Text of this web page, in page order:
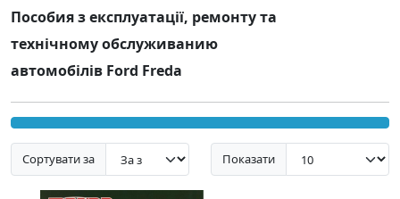
Пособия з експлуатації, ремонту та
технічному обслуживанию
автомобілів Ford Freda
Сортувати за Показати